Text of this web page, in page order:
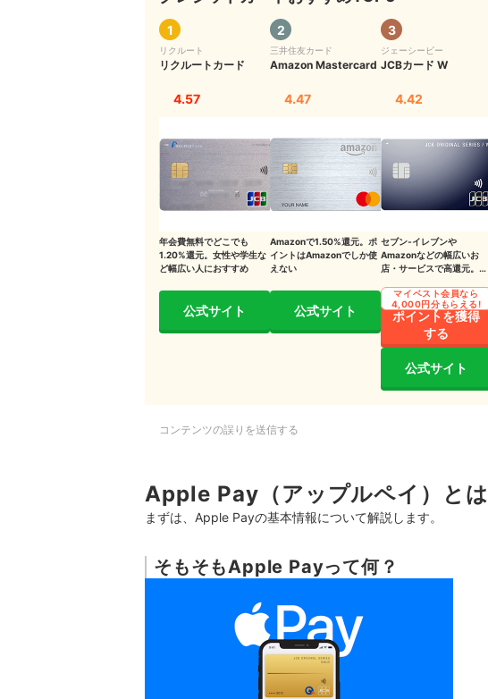
Apple Payで支払いをする方法
実店舗で支払う場合
ネットショップで支払う場合
Apple Payのメリット
Apple Payのデメリット
1
リクルート
リクルートカード
4.57
年会費無料でどこでも
1.20%還元。女性や学生な
ど幅広い人におすすめ
公式サイト
2
三井住友カード
Amazon Mastercard
4.47
Amazonで1.50%還元。ポ
イントはAmazonでしか使
えない
公式サイト
3
ジェーシービー
JCBカード W
4.42
セブン‐イレブンや
Amazonなどの幅広いお
店・サービスで高還元。初
1枚
ポイントを獲得
する
マイベスト会員なら
4,000円分もらえる!
公式サイト
コンテンツの誤りを送信する
Apple Pay（アップルペイ）とは
まずは、Apple Payの基本情報について解説します。
そもそもApple Payって何？